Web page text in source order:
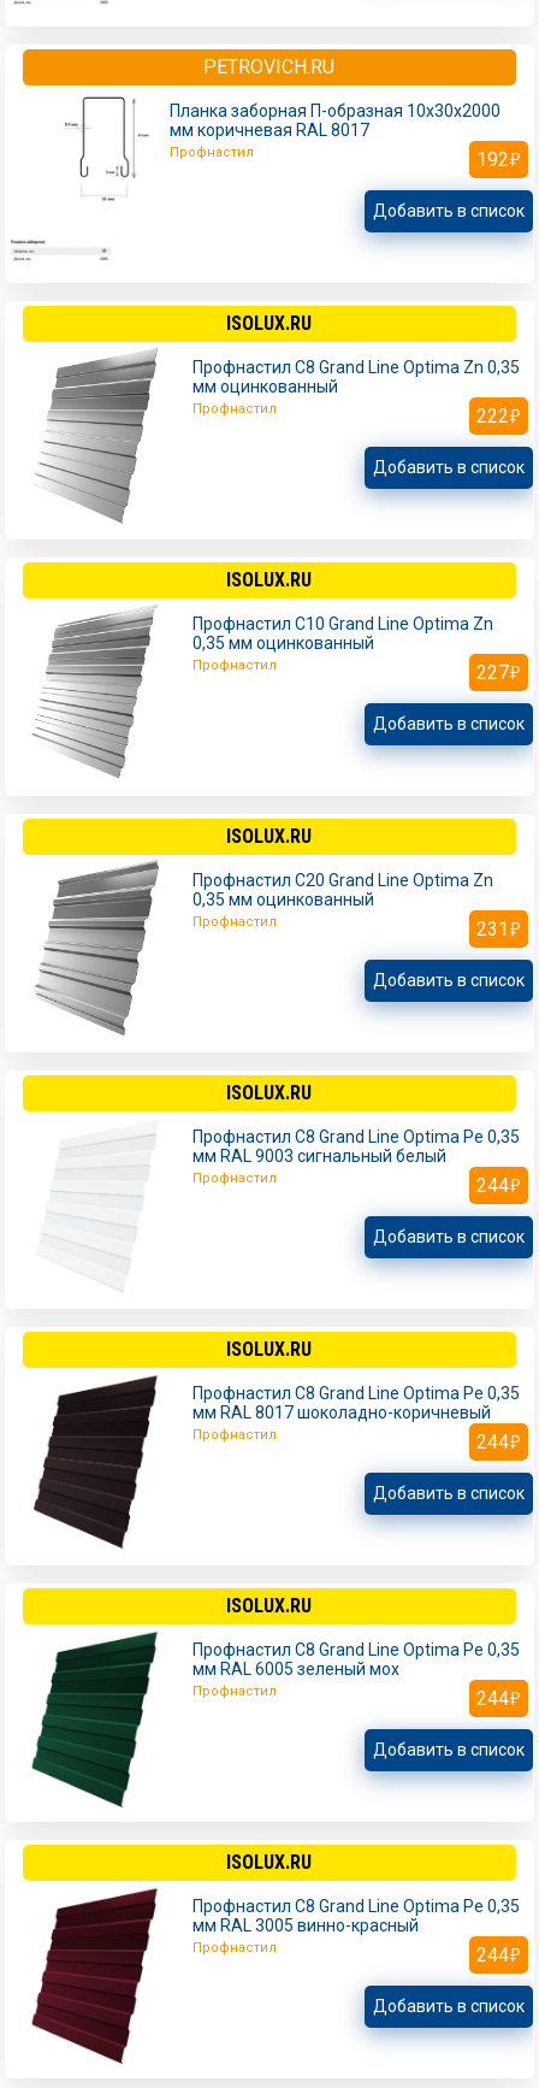
PETROVICH.RU
Планка заборная П-образная 10х30х2000
мм коричневая RAL 8017
Профнастил 192
Добавить в список
ISOLUX.RU
Профнастил С8 Grand Line Optima Zn 0,35
мм оцинкованный
Профнастил 222
Добавить в список
ISOLUX.RU
Профнастил С10 Grand Line Optima Zn
0,35 мм оцинкованный
Профнастил 227
Добавить в список
ISOLUX.RU
Профнастил С20 Grand Line Optima Zn
0,35 мм оцинкованный
Профнастил 231
Добавить в список
ISOLUX.RU
Профнастил С8 Grand Line Optima Pe 0,35
мм RAL 9003 сигнальный белый
Профнастил 244
Добавить в список
ISOLUX.RU
Профнастил С8 Grand Line Optima Pe 0,35
мм RAL 8017 шоколадно-коричневый
Профнастил 244
Добавить в список
ISOLUX.RU
Профнастил С8 Grand Line Optima Pe 0,35
мм RAL 6005 зеленый мох
Профнастил 244
Добавить в список
ISOLUX.RU
Профнастил С8 Grand Line Optima Pe 0,35
мм RAL 3005 винно-красный
Профнастил 244
Добавить в список